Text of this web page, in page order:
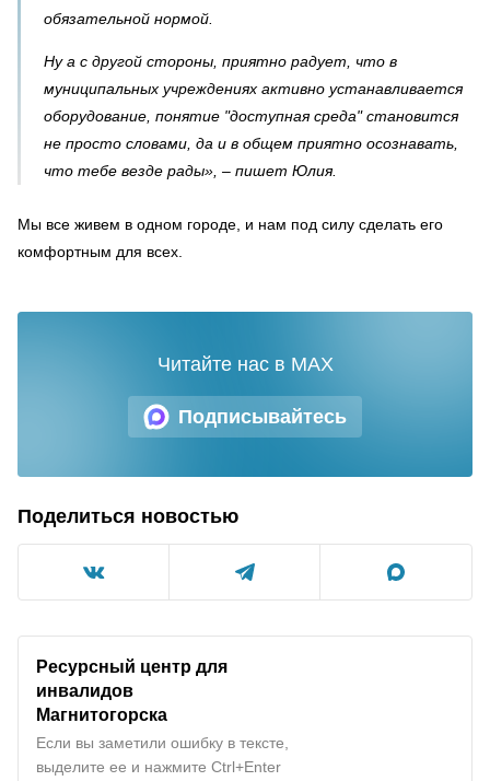
обязательной нормой.
Ну а с другой стороны, приятно радует, что в
муниципальных учреждениях активно устанавливается
оборудование, понятие "доступная среда" становится
не просто словами, да и в общем приятно осознавать,
что тебе везде рады», – пишет Юлия.
Мы все живем в одном городе, и нам под силу сделать его
комфортным для всех.
Подписывайтесь
Читайте нас в MAX
Поделиться новостью
Ресурсный центр для
инвалидов
Магнитогорска
Если вы заметили ошибку в тексте,
выделите ее и нажмите Ctrl+Enter